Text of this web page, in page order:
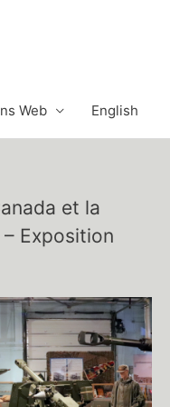
Web English
et la
Exposition